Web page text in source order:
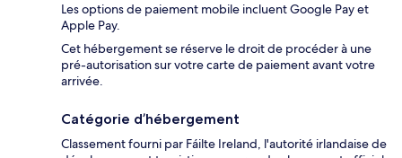
Les options de paiement mobile incluent Google Pay et
Apple Pay.
Cet hébergement se réserve le droit de procéder à une
pré-autorisation sur votre carte de paiement avant votre
arrivée.
Catégorie d’hébergement
Classement fourni par Fáilte Ireland, l'autorité irlandaise de